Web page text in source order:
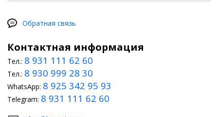
Обратная связь
Контактная информация
Тел.: 8 931 111 62 60
Тел.: 8 930 999 28 30
WhatsApp: 8 925 342 95 93
Telegram: 8 931 111 62 60